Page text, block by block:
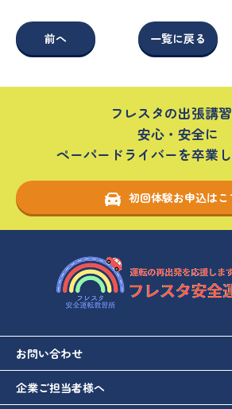
前へ 一覧に戻る
フレスタの出張講
安心・安全に
ペーパードライバーを卒業
初回体験お申込はこ
お問い合わせ
企業ご担当者様へ